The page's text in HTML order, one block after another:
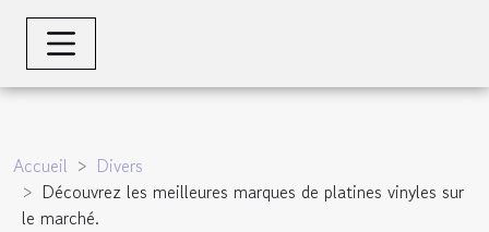
Accueil
Divers
Découvrez les meilleures marques de platines vinyles sur
le marché.